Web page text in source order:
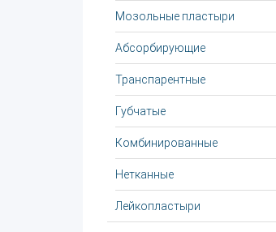
Мозольные пластыри
Абсорбирующие
Транспарентные
Губчатые
Комбинированные
Нетканные
Лейкопластыри